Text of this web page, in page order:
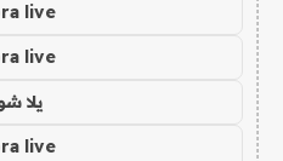
live
live
يلا
live